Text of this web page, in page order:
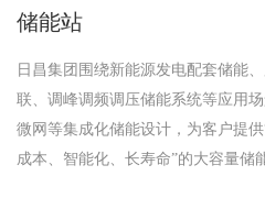
储能站
日昌集团围绕新能源发电配套储能、
联 、 调峰调频调压储能系统等应用
微网等集成化储能设计 ， 为客户提供
成本 、 智能化、 长寿命”的大容量储